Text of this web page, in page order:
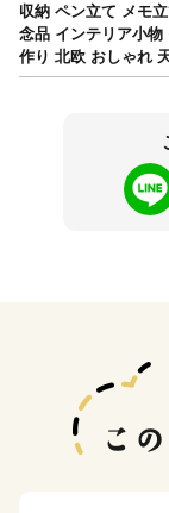
収納 ペン立て メモ
念品 インテリア小
作り 北欧 おしゃれ